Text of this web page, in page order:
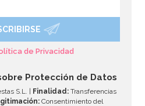
Corazones
de Privacidad
Protección de Datos
S.L. | Finalidad: Transferencias
Consentimiento del